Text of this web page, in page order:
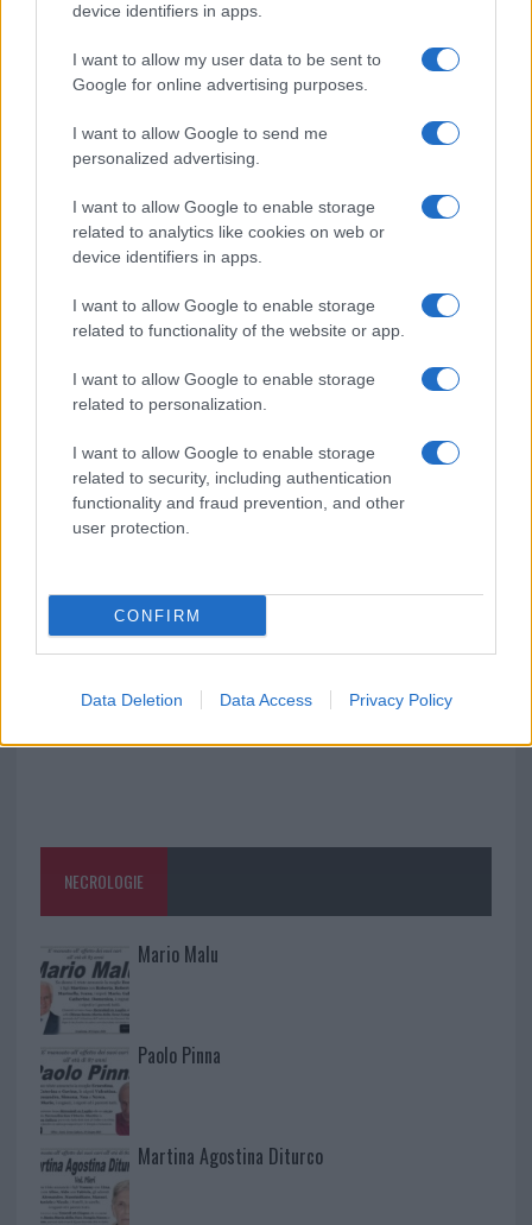
device identifiers in apps.
I want to allow my user data to be sent to
Google for online advertising purposes.
I want to allow Google to send me
personalized advertising.
I want to allow Google to enable storage
related to analytics like cookies on web or
device identifiers in apps.
I want to allow Google to enable storage
related to functionality of the website or app.
I want to allow Google to enable storage
related to personalization.
I want to allow Google to enable storage
related to security, including authentication
functionality and fraud prevention, and other
user protection.
CONFIRM
Data Deletion Data Access Privacy Policy
Michelle Hunziker in Gallura, bella anche dal
vivo: un amico vip svela come fa
Calangianus, dopo le polemiche il centro
accoglienza minori chiude
Olbia, divieto di sosta contro spaccio e degrado:
esplode la protesta
Pausa caffè impeccabile: come scegliere la
soluzione ideale per la casa e l’ufficio
Monte Pino, la fine di un lungo dolore: storia e
rinascita della strada che segnò la Gallura
NECROLOGIE
Mario Malu
Paolo Pinna
Martina Agostina Diturco